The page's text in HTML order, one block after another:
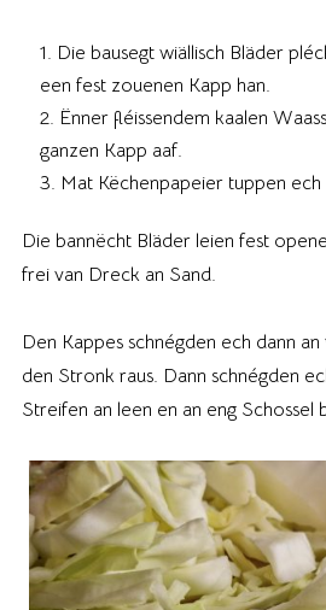
Die bausegt wiällisch Bläder
een fest zouenen Kapp han.
Ënner fléissendem kaalen
ganzen Kapp aaf.
Mat Këchenpapeier tuppen
Die bannëcht Bläder leien fest
frei van Dreck an Sand.
Den Kappes schnégden ech dann
den Stronk raus. Dann schnégden
Streifen an leen en an eng Schossel